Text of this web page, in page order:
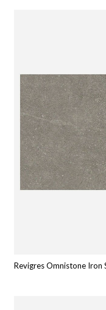
Revigres Omnistone Iron